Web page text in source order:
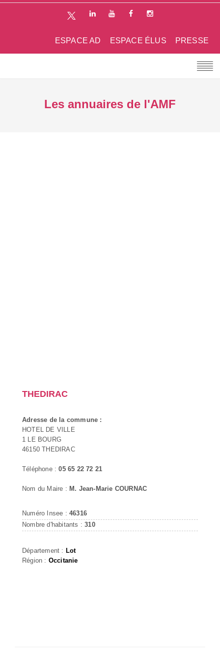
PRESSE
ESPACE ÉLUS
ESPACE AD
Les annuaires de l'AMF
THEDIRAC
Adresse de la commune :
HOTEL DE VILLE
1 LE BOURG
46150 THEDIRAC
Téléphone :05 65 22 72 21
Nom du Maire : M. Jean-Marie COURNAC
Numéro Insee : 46316
Nombre d'habitants :310
Département : Lot
Région : Occitanie